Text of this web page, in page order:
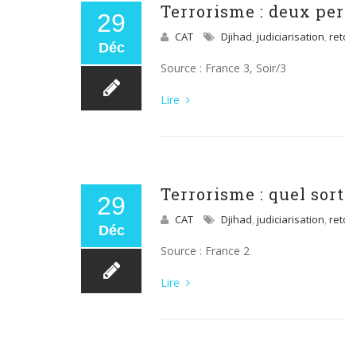
29
Déc
Terrorisme : deux
CAT Djihad, judiciarisation,
Source : France 3, Soir/3
Lire
29
Déc
Terrorisme : quel
CAT Djihad, judiciarisation,
Source : France 2
Lire